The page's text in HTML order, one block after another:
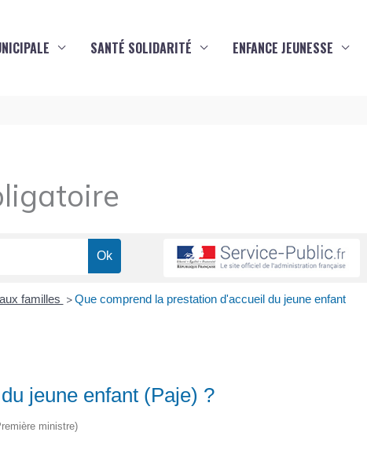
SANTÉ SOLIDARITÉ ENFANCE JEUNESSE
familles > Que comprend la prestation d'accueil du jeune enfant
jeune enfant (Paje) ?
ministre)